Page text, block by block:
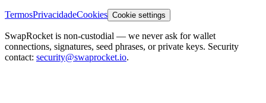
TermosPrivacidadeCookies Cookie settings
SwapRocket is non-custodial — we never ask for wallet
connections, signatures, seed phrases, or private keys. Security
contact: security@swaprocket.io.